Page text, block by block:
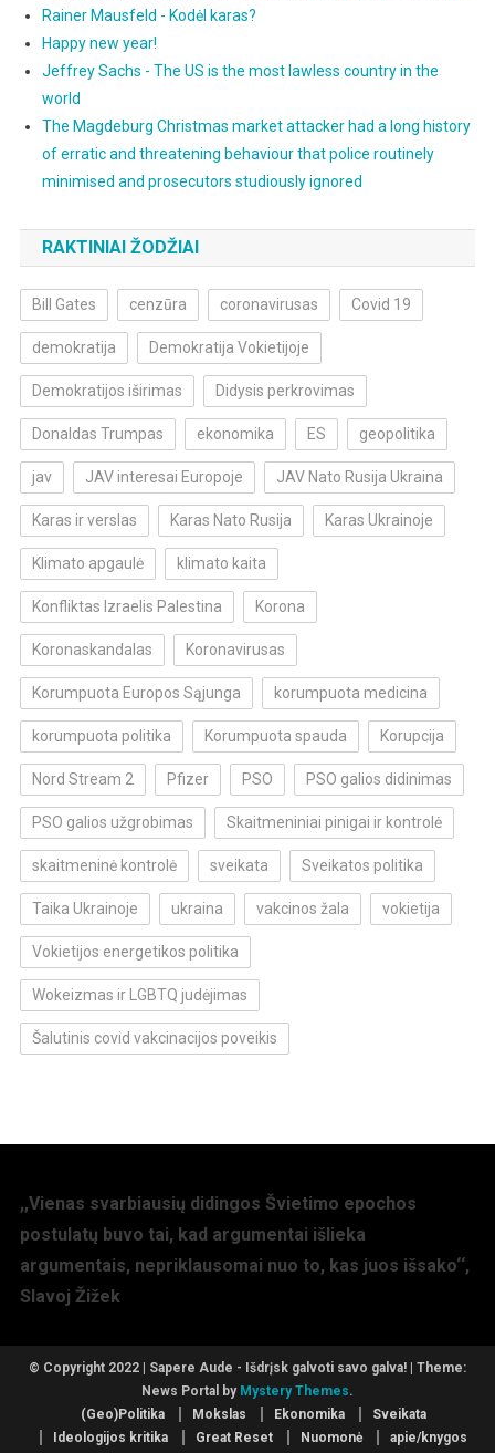
Rainer Mausfeld - Kodėl karas?
Happy new year!
Jeffrey Sachs - The US is the most lawless country in the
world
The Magdeburg Christmas market attacker had a long history
of erratic and threatening behaviour that police routinely
minimised and prosecutors studiously ignored
RAKTINIAI ŽODŽIAI
Bill Gates cenzūra coronavirusas Covid 19
demokratija Demokratija Vokietijoje
Demokratijos iširimas Didysis perkrovimas
Donaldas Trumpas ekonomika ES geopolitika
jav JAV interesai Europoje JAV Nato Rusija Ukraina
Karas ir verslas Karas Nato Rusija Karas Ukrainoje
Klimato apgaulė klimato kaita
Konfliktas Izraelis Palestina Korona
Koronaskandalas Koronavirusas
Korumpuota Europos Sąjunga korumpuota medicina
korumpuota politika Korumpuota spauda Korupcija
Nord Stream 2 Pfizer PSO PSO galios didinimas
PSO galios užgrobimas Skaitmeniniai pinigai ir kontrolė
skaitmeninė kontrolė sveikata Sveikatos politika
Taika Ukrainoje ukraina vakcinos žala vokietija
Vokietijos energetikos politika
Wokeizmas ir LGBTQ judėjimas
Šalutinis covid vakcinacijos poveikis
,,Vienas svarbiausių didingos Švietimo epochos
postulatų buvo tai, kad argumentai išlieka
argumentais, nepriklausomai nuo to, kas juos išsako‘‘,
Slavoj Žižek
© Copyright 2022 | Sapere Aude - Išdrįsk galvoti savo galva!
Theme:
News Portal by Mystery Themes.
(Geo)Politika
Mokslas Ekonomika
Sveikata
Ideologijos kritika
Great Reset Nuomonė apie/knygos